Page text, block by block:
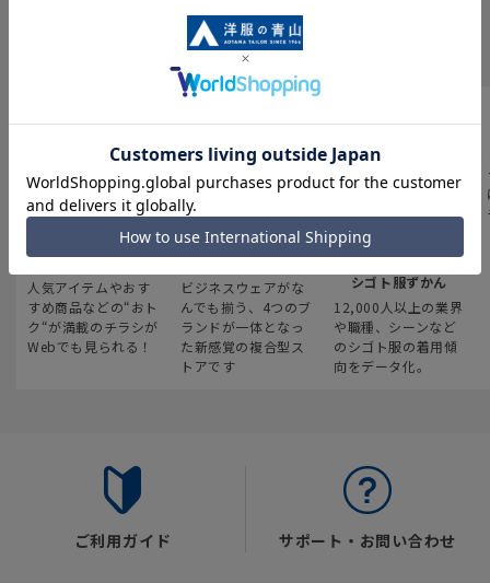
INFORMATION
最新のお買い得情報
人気アイテムやおす
すめ商品などの“おト
ク“が満載のチラシが
Webでも見られる！
スーツスクエア
ビジネスウェアがな
んでも揃う、4つのブ
ランドが一体となっ
た新感覚の複合型ス
トアです
みんなの
シゴト服ずかん
12,000人以上の業界
や職種、シーンなど
のシゴト服の着用傾
向をデータ化。
ご利用ガイド サポート・お問い合わせ